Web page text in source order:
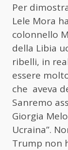
Per
Lele Mora
colonnello
della Libia
ribelli, in
essere
che aveva
Sanremo
Giorgia
Ucraina”.
Trump non